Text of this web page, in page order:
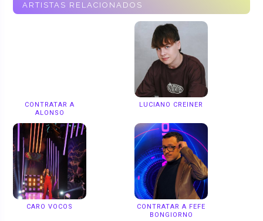
ARTISTAS RELACIONADOS
CONTRATAR A
ALONSO
LUCIANO CREINER
CARO VOCOS
CONTRATAR A FEFE
BONGIORNO